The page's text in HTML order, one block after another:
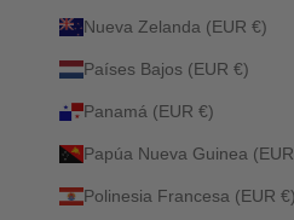
Nueva Zelanda (EUR €)
Países Bajos (EUR €)
Panamá (EUR €)
Papúa Nueva Guinea
Polinesia Francesa (EUR €)